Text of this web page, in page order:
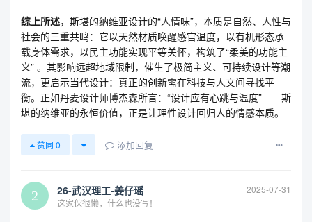
综上所述，斯堪的纳维亚设计的“人情味”，本质是自然、人性与
社会的三重共鸣：它以天然材质唤醒感官温度，以有机形态承
载身体需求，以民主功能实现平等关怀，构筑了“柔美的功能主
义” 。其影响远超地域限制，催生了极简主义、可持续设计等潮
流，更启示当代设计：真正的创新需在科技与人文间寻找平
衡。正如丹麦设计师博杰森所言：“设计应有心跳与温度”——斯
堪的纳维亚的永恒价值，正是让理性设计回归人的情感本质。
赞同 0 添加回复
26-武汉理工-姜仔瑶
2025-07-31
这家伙很懒，什么也没写！